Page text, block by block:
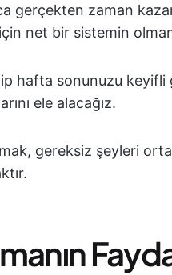
gerçekten zaman
net bir sistemin
hafta sonunuzu keyifli
ele alacağız.
gereksiz şeyleri